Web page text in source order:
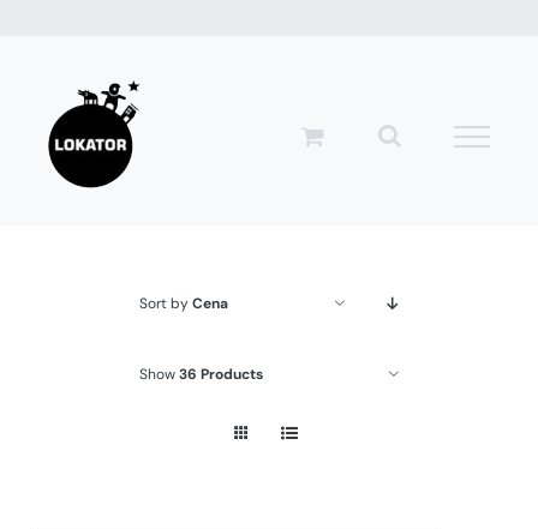
zawartości
Sort byCena
Show36 Products